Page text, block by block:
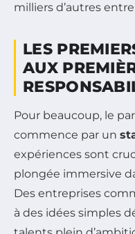
milliers d’autres
LES
AUX
Pour beaucoup, le
commence par un
expériences sont
plongée immersive
Des entreprises
à des idées simples